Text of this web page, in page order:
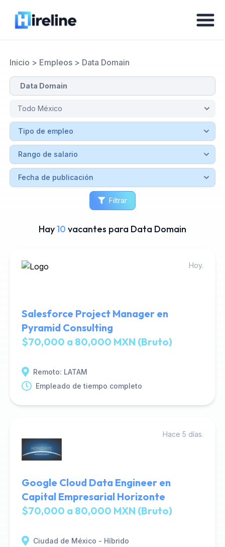
Inicio > Empleos> Data Domain
Filtrar
Hay10 vacantes para Data Domain
Hoy.
Salesforce Project Manager en
Pyramid Consulting
$70,000 a 80,000 MXN (Bruto)
Remoto: LATAM
Empleado de tiempo completo
Hace 5 días.
Google Cloud Data Engineer en
Capital Empresarial Horizonte
$70,000 a 80,000 MXN (Bruto)
Ciudad de México - Híbrido